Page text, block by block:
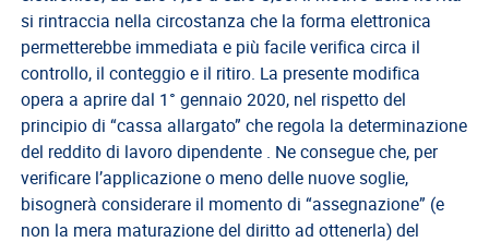
ASGCDL
TIROCINANTI
Tirocinanti
Banca
Tirocinanti
Modulistica
Normativa
si rintraccia nella circostanza che la forma elettronica
permetterebbe immediata e più facile verifica circa il
controllo, il conteggio e il ritiro. La presente modifica
opera a aprire dal 1° gennaio 2020, nel rispetto del
principio di “cassa allargato” che regola la determinazione
del reddito di lavoro dipendente . Ne consegue che, per
verificare l’applicazione o meno delle nuove soglie,
bisognerà considerare il momento di “assegnazione” (e
non la mera maturazione del diritto ad ottenerla) del